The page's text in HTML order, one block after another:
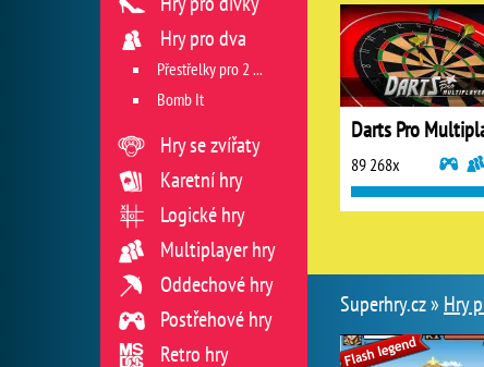
Darts Pro
89 268x
Superhry.cz » Hry
Hry pro dva
Přestřelky pro 2 hráče
Bomb It
Hry se zvířaty
Karetní hry
Logické hry
Multiplayer hry
Oddechové hry
Postřehové hry
Retro hry